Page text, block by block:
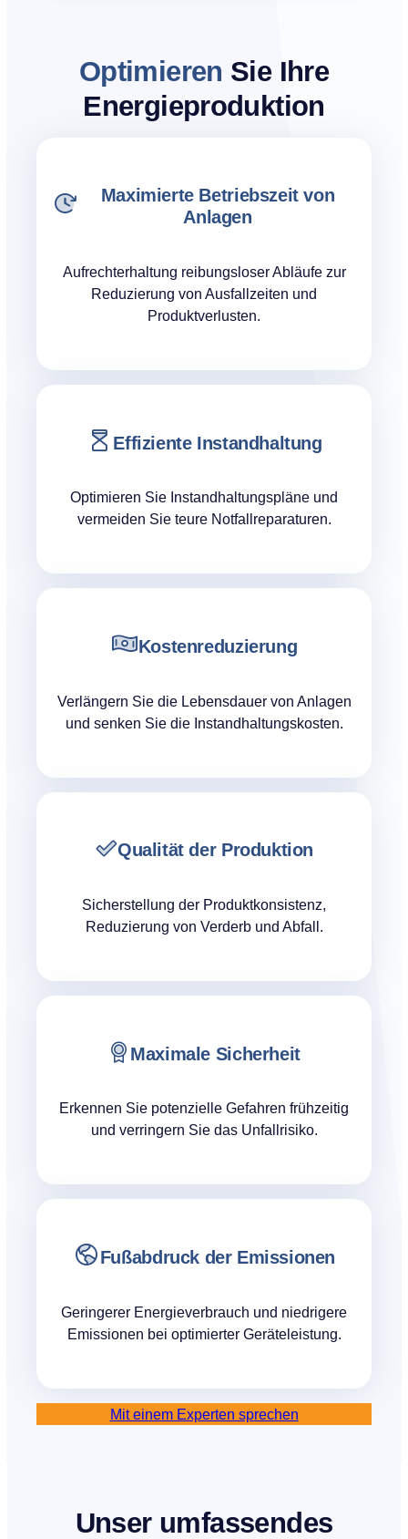
Optimieren Sie Ihre
Energieproduktion
Maximierte Betriebszeit von
Anlagen
Aufrechterhaltung reibungsloser Abläufe zur
Reduzierung von Ausfallzeiten und
Produktverlusten.
Effiziente Instandhaltung
Optimieren Sie Instandhaltungspläne und
vermeiden Sie teure Notfallreparaturen.
Kostenreduzierung
Verlängern Sie die Lebensdauer von Anlagen
und senken Sie die Instandhaltungskosten.
Qualität der Produktion
Sicherstellung der Produktkonsistenz,
Reduzierung von Verderb und Abfall.
Maximale Sicherheit
Erkennen Sie potenzielle Gefahren frühzeitig
und verringern Sie das Unfallrisiko.
Fußabdruck der Emissionen
Geringerer Energieverbrauch und niedrigere
Emissionen bei optimierter Geräteleistung.
Mit einem Experten sprechen
Unser umfassendes